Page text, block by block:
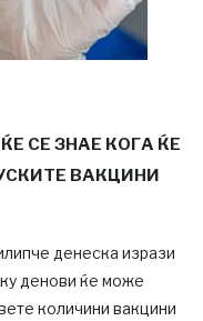
СЕ ЗНАЕ КОГА ЌЕ
ВАКЦИНИ
денеска изрази
денови ќе може
количини вакцини